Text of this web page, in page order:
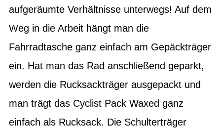
aufgeräumte Verhältnisse unterwegs! Auf dem
Weg in die Arbeit hängt man die
Fahrradtasche ganz einfach am Gepäckträger
ein. Hat man das Rad anschließend geparkt,
werden die Rucksackträger ausgepackt und
man trägt das Cyclist Pack Waxed ganz
einfach als Rucksack. Die Schulterträger